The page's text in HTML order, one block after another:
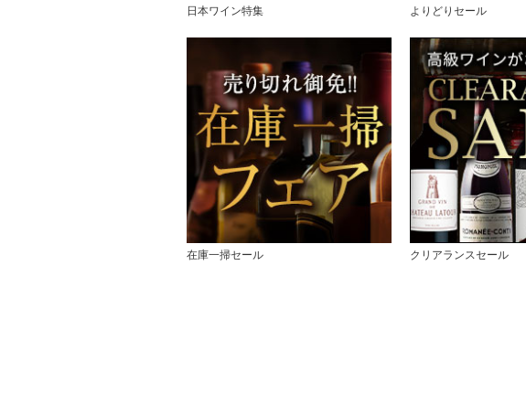
日本ワイン特集 よりどりセール
在庫一掃セール クリアランスセール